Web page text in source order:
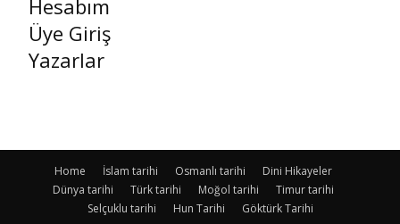
Hesabım
Üye Giriş
Yazarlar
Home İslam tarihi Osmanlı tarihi
Dini Hikayeler
Dünya tarihi
Türk tarihi Moğol tarihi
Timur tarihi
Selçuklu tarihi
Hun Tarihi Göktürk Tarihi